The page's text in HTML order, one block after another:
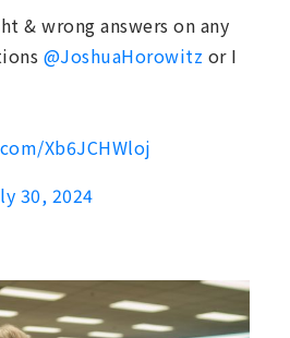
& wrong answers on any
@JoshuaHorowitz or I
Xb6JCHWloj
30, 2024